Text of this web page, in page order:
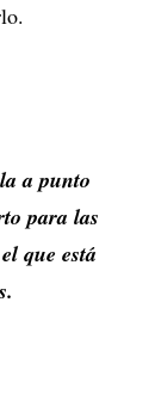
a punto
para las
que está